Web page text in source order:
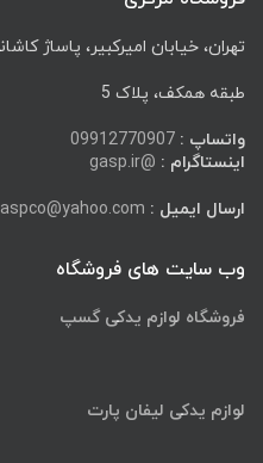
تهران، خیابان امیرکبیر، پاساژ
طبقه همکف، پلاک 5
واتساپ : 09912770907
اینستاگرام : @gasp.ir
ارسال ایمیل :
وب سایت های فروشگاه
فروشگاه لوازم یدکی گسپ
لوازم یدکی لیفان پارت